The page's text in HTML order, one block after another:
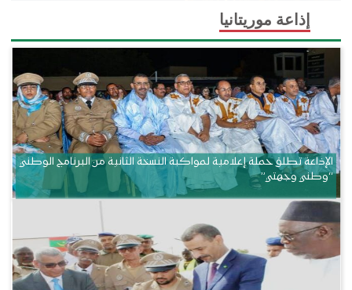
إذاعة موريتانيا
الإذاعة تطلق حملة إعلامية لمواكبة النسخة الثانية من البرنامج الوطني
“وطني وجهتي”